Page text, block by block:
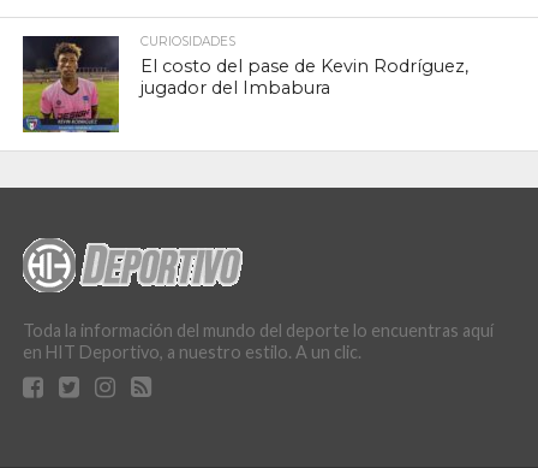
CURIOSIDADES
El costo del pase de Kevin Rodríguez,
jugador del Imbabura
Toda la información del mundo del deporte lo encuentras aquí
en HIT Deportivo, a nuestro estilo. A un clic.